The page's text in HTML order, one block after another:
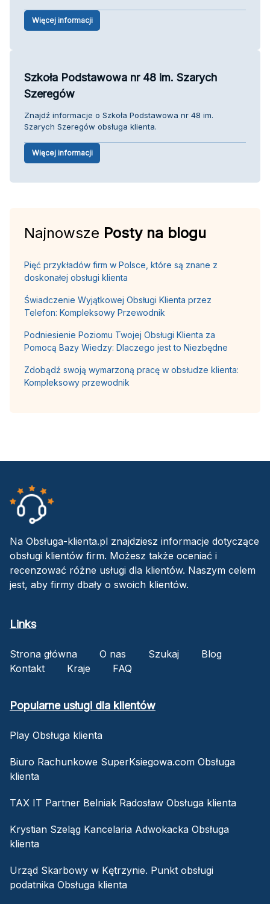
Więcej informacji
Szkoła Podstawowa nr 48 im. Szarych
Szeregów
Znajdź informacje o Szkoła Podstawowa nr 48 im.
Szarych Szeregów obsługa klienta.
Więcej informacji
Najnowsze Posty na blogu
Pięć przykładów firm w Polsce, które są znane z
doskonałej obsługi klienta
Świadczenie Wyjątkowej Obsługi Klienta przez
Telefon: Kompleksowy Przewodnik
Podniesienie Poziomu Twojej Obsługi Klienta za
Pomocą Bazy Wiedzy: Dlaczego jest to Niezbędne
Zdobądź swoją wymarzoną pracę w obsłudze klienta:
Kompleksowy przewodnik
Na Obsługa-klienta.pl znajdziesz informacje dotyczące
obsługi klientów firm. Możesz także oceniać i
recenzować różne usługi dla klientów. Naszym celem
jest, aby firmy dbały o swoich klientów.
Links
Strona główna O nas Szukaj
Blog
Kontakt
Kraje FAQ
Popularne usługi dla klientów
Play Obsługa klienta
Biuro Rachunkowe SuperKsiegowa.com Obsługa
klienta
TAX IT Partner Belniak Radosław Obsługa klienta
Krystian Szeląg Kancelaria Adwokacka Obsługa
klienta
Urząd Skarbowy w Kętrzynie. Punkt obsługi
podatnika Obsługa klienta